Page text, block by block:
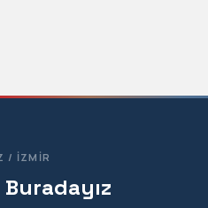
/ İZMIR